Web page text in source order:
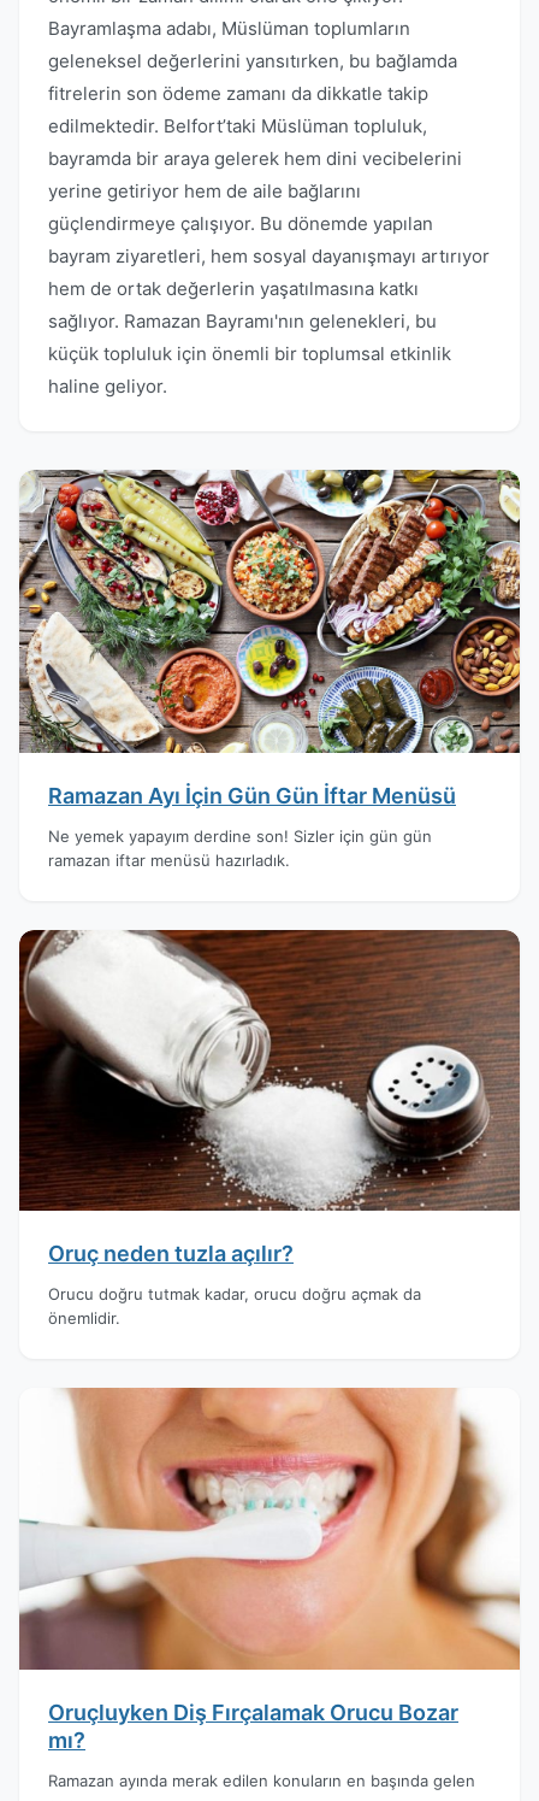
Bayramlaşma adabı, Müslüman toplumların
geleneksel değerlerini yansıtırken, bu bağlamda
fitrelerin son ödeme zamanı da dikkatle takip
edilmektedir. Belfort’taki Müslüman topluluk,
bayramda bir araya gelerek hem dini vecibelerini
yerine getiriyor hem de aile bağlarını
güçlendirmeye çalışıyor. Bu dönemde yapılan
bayram ziyaretleri, hem sosyal dayanışmayı artırıyor
hem de ortak değerlerin yaşatılmasına katkı
sağlıyor. Ramazan Bayramı'nın gelenekleri, bu
küçük topluluk için önemli bir toplumsal etkinlik
haline geliyor.
Ramazan Ayı İçin Gün Gün İftar Menüsü
Ne yemek yapayım derdine son! Sizler için gün gün
ramazan iftar menüsü hazırladık.
Oruç neden tuzla açılır?
Orucu doğru tutmak kadar, orucu doğru açmak da
önemlidir.
Oruçluyken Diş Fırçalamak Orucu Bozar
mı?
Ramazan ayında merak edilen konuların en başında gelen